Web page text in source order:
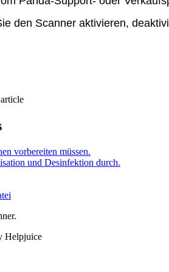
den Scanner aktivieren,
vorbereiten müssen.
und Desinfektion durch.
Helpjuice